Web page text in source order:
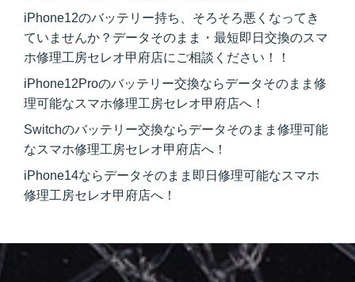
iPhone12のバッテリー持ち、そろそろ悪くなってき
ていませんか？データそのまま・最短即日交換のスマ
ホ修理工房セレオ甲府店にご相談ください！！
iPhone12Proのバッテリー交換ならデータそのまま修
理可能なスマホ修理工房セレオ甲府店へ！
Switchのバッテリー交換ならデータそのまま修理可能
なスマホ修理工房セレオ甲府店へ！
iPhone14ならデータそのまま即日修理可能なスマホ
修理工房セレオ甲府店へ！